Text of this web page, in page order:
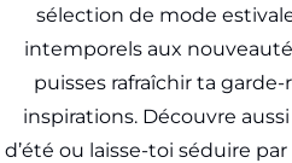
sélection de mode
intemporels aux
puisses rafraîchir ta
inspirations. Découvre
d’été ou laisse-toi séduire